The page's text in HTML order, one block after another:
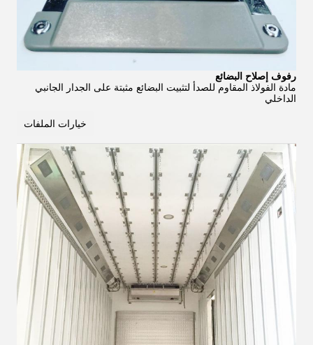
رفوف إصلاح البضائع
مادة الفولاذ المقاوم للصدأ لتثبيت البضائع مثبتة على الجدار الجانبي
الداخلي
خيارات الملفات